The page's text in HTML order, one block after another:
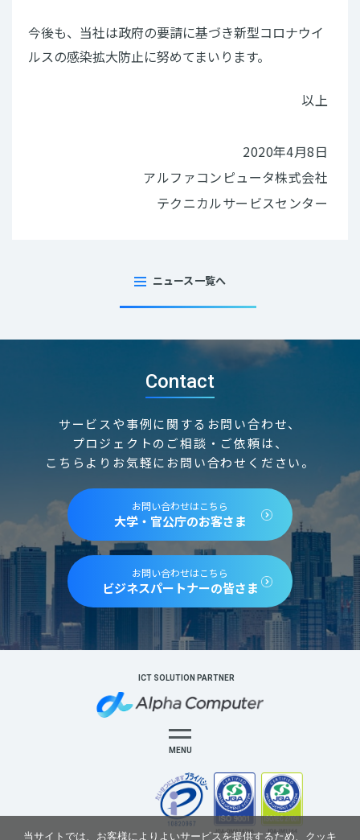
今後も、当社は政府の要請に基づき新型コロナウイ
ルスの感染拡大防止に努めてまいります。
以上
2020年4月8日
アルファコンピュータ株式会社
テクニカルサービスセンター
ニュース一覧へ
Contact
サービスや事例に関するお問い合わせ、
プロジェクトのご相談・ご依頼は、
こちらよりお気軽にお問い合わせください。
お問い合わせはこちら
大学・官公庁のお客さま
お問い合わせはこちら
ビジネスパートナーの皆さま
ICT SOLUTION PARTNER
MENU
当サイトでは、お客様によりよいサービスを提供するため、クッキ